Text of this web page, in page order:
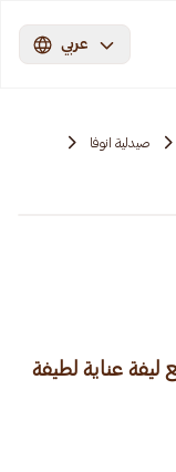
عربي
صيدلية انوفا
ليفة عناية لطيفة